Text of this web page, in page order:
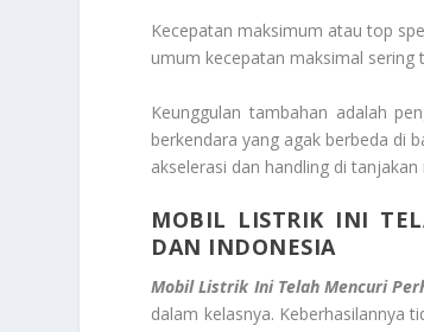
Kecepatan maksimum atau top
umum kecepatan maksimal sering
Keunggulan tambahan adalah
berkendara yang agak berbeda di
akselerasi dan handling di
MOBIL LISTRIK INI
DAN INDONESIA
Mobil Listrik Ini Telah Mencuri
dalam kelasnya. Keberhasilannya